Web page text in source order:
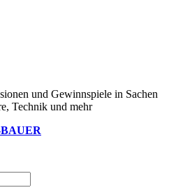
und Gewinnspiele in Sachen
Technik und mehr